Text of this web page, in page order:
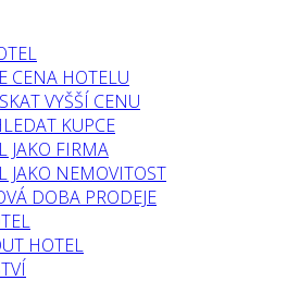
CENA HOTELU
VYŠŠÍ CENU
KUPCE
JAKO FIRMA
JAKO NEMOVITOST
DOBA PRODEJE
HOTEL